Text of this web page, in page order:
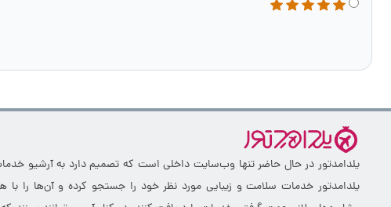
یلدامدتور در حال حاضر تنها وب‌سایت داخلی است که تصمیم دارد به آرشیو خدمات
یلدامدتور خدمات سلامت و زیبایی مورد نظر خود را جستجو کرده و آن‌ها را